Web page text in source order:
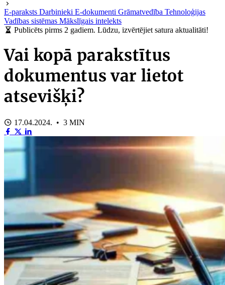
E-paraksts Darbinieki E-dokumenti Grāmatvedība Tehnoloģijas
Vadības sistēmas Mākslīgais intelekts
Publicēts pirms 2 gadiem. Lūdzu, izvērtējiet satura aktualitāti!
Vai kopā parakstītus
dokumentus var lietot
atsevišķi?
17.04.2024. • 3 MIN